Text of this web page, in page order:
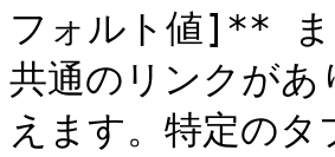
フォルト値]**
共通のリンクがあ
えます。特定の